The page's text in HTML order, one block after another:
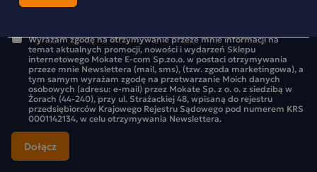
Wyrażam zgodę na otrzymywanie przeze mnie informacji na
temat aktualnych promocji, nowości i wydarzeń Sklepu
internetowego Mokate E-com Sp.zo.o. w postaci otrzymywania
przeze mnie Newslettera (mail, sms), (tzw. zgoda marketingowa), a
tym samym wyrażam zgodę na przetwarzanie Moich danych
osobowych (adresu: e-mail) przez Mokate Sp. z o. o. z siedzibą w
Żorach (44-240), przy ul. Strażackiej 48, wpisaną do rejestru
przedsiębiorców Krajowego Rejestru Sądowego pod numerem KRS
0001142134, w celu otrzymywania Newslettera.